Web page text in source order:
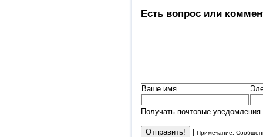
Есть вопрос или
Ваше имя
Получать почтовые
Примечание.